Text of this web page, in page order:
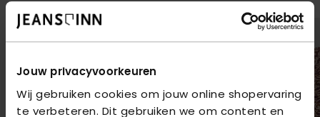
Jouw privacyvoorkeuren
Wij gebruiken cookies om jouw online shopervaring
te verbeteren. Dit gebruiken we om content en